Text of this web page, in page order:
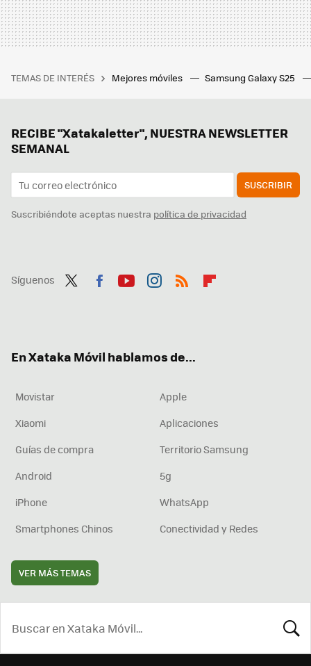
TEMAS DE INTERÉS Mejores móviles Samsung Galaxy S25
RECIBE "Xatakaletter", NUESTRA NEWSLETTER
SEMANAL
SUSCRIBIR
Suscribiéndote aceptas nuestra política de privacidad
Síguenos
En Xataka Móvil hablamos de...
Movistar
Apple
Xiaomi
Aplicaciones
Guías de compra
Territorio Samsung
Android
5g
iPhone
WhatsApp
Smartphones Chinos
Conectividad y Redes
VER MÁS TEMAS